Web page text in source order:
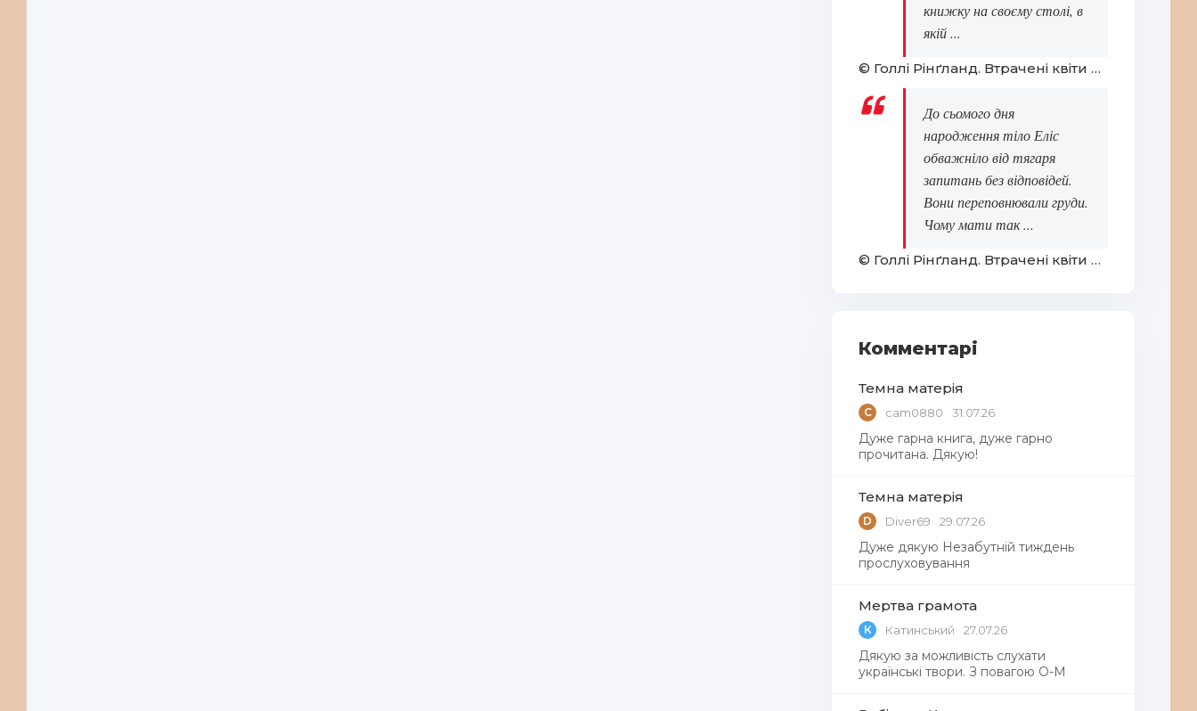
книжку на своєму столі, в
якій ...
© Голлі Рінґланд. Втрачені квіти Еліс Гарт
До сьомого дня
народження тіло Еліс
обважніло від тягаря
запитань без відповідей.
Вони переповнювали груди.
Чому мати так ...
© Голлі Рінґланд. Втрачені квіти Еліс Гарт
Комментарі
Темна матерія
C cam0880 31.07.26
Дуже гарна книга, дуже гарно
прочитана. Дякую!
Темна матерія
D Diver69 29.07.26
Дуже дякую Незабутній тиждень
прослуховування
Мертва грамота
К Катинський 27.07.26
Дякую за можливість слухати
українські твори. З повагою О-М